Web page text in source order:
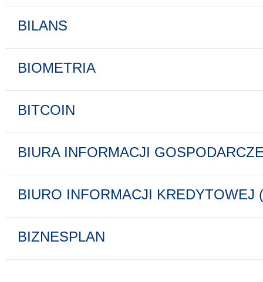
BILANS
BIOMETRIA
BITCOIN
BIURA INFORMACJI
BIURO INFORMACJI KREDYTOWEJ
BIZNESPLAN